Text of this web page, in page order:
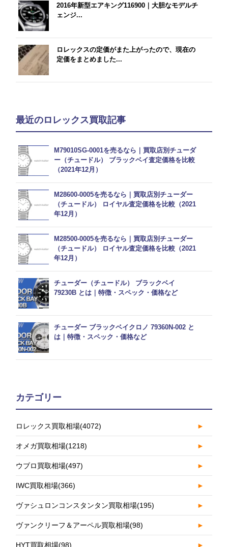
2016年新型エアキング116900｜大胆なモデルチ
ェンジ...
ロレックスの定価がまた上がったので、現在の
定価をまとめました...
最近のロレックス買取記事
M79010SG-0001を売るなら｜買取店別チューダ
ー（チュードル） ブラックベイ査定価格を比較
（2021年12月）
M28600-0005を売るなら｜買取店別チューダー
（チュードル） ロイヤル査定価格を比較（2021
年12月）
M28500-0005を売るなら｜買取店別チューダー
（チュードル） ロイヤル査定価格を比較（2021
年12月）
チューダー（チュードル） ブラックベイ
79230B とは｜特徴・スペック・価格など
チューダー ブラックベイクロノ 79360N-002 と
は｜特徴・スペック・価格など
カテゴリー
ロレックス買取相場(4072) ►
オメガ買取相場(1218) ►
ウブロ買取相場(497) ►
IWC買取相場(366) ►
ヴァシュロンコンスタンタン買取相場(195) ►
ヴァンクリーフ＆アーペル買取相場(98) ►
HYT買取相場(98) ►